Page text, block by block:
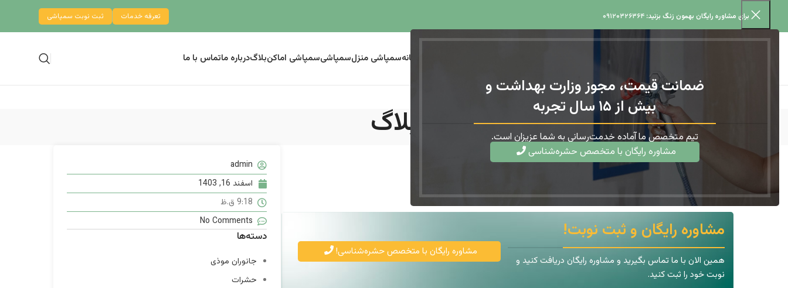
ضمانت قیمت، مجوز وزارت بهداشت و
بیش از ۱۵ سال تجربه
تیم متخصص ما آماده خدمت‌رسانی به شما عزیزان است.
مشاوره رایگان با متخصص حشره‌شناسی
برای مشاوره رایگان بهمون زنگ بزنید: ۰۹۱۲۰۳۲۶۳۶۴ تعرفه خدمات ثبت نوبت سمپاشی
سمپاشی موریانهسمپاشی منزلسمپاشیسمپاشی اماکنبلاگدرباره ماتماس با ما
بلاگ
سمپاشی ساس تختخوابی
حشرات
مشاوره رایگان و ثبت نوبت!
همین الان با ما تماس بگیرید و مشاوره رایگان دریافت کنید و
نوبت خود را ثبت کنید.
مشاوره رایگان با متخصص حشره‌شناسی!
admin
اسفند 16, 1403
9:18 ق.ظ
No Comments
دسته‌ها
جانوران موذی
حشرات